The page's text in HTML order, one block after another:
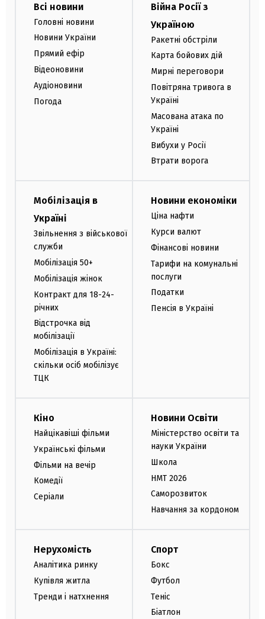
Всі новини
Головні новини
Новини України
Прямий ефір
Відеоновини
Аудіоновини
Погода
Війна Росії з
Україною
Ракетні обстріли
Карта бойових дій
Мирні переговори
Повітряна тривога в
Україні
Масована атака по
Україні
Вибухи у Росії
Втрати ворога
Мобілізація в
Україні
Звільнення з військової
служби
Мобілізація 50+
Мобілізація жінок
Контракт для 18-24-
річних
Відстрочка від
мобілізації
Мобілізація в Україні:
скільки осіб мобілізує
ТЦК
Новини економіки
Ціна нафти
Курси валют
Фінансові новини
Тарифи на комунальні
послуги
Податки
Пенсія в Україні
Кіно
Найцікавіші фільми
Українські фільми
Фільми на вечір
Комедії
Серіали
Новини Освіти
Міністерство освіти та
науки України
Школа
НМТ 2026
Саморозвиток
Навчання за кордоном
Нерухомість
Аналітика ринку
Купівля житла
Тренди і натхнення
Спорт
Бокс
Футбол
Теніс
Біатлон